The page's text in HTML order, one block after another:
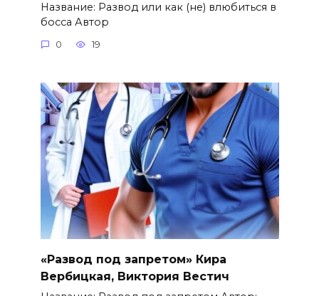
Название: Развод или как (не) влюбиться в
босса Автор
0 19
«Развод под запретом» Кира
Вербицкая, Виктория Вестич